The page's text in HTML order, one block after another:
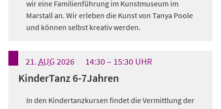
wir eine Familienführung im Kunstmuseum im
Marstall an. Wir erleben die Kunst von Tanya Poole
und können selbst kreativ werden.
21.AUG 2026 14:30 15:30UHR
KinderTanz 6-7Jahren
In den Kindertanzkursen findet die Vermittlung der